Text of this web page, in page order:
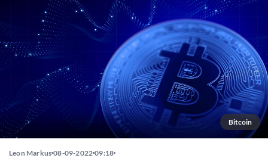
Bitcoin
Leon Markus 08-09-2022 09:18